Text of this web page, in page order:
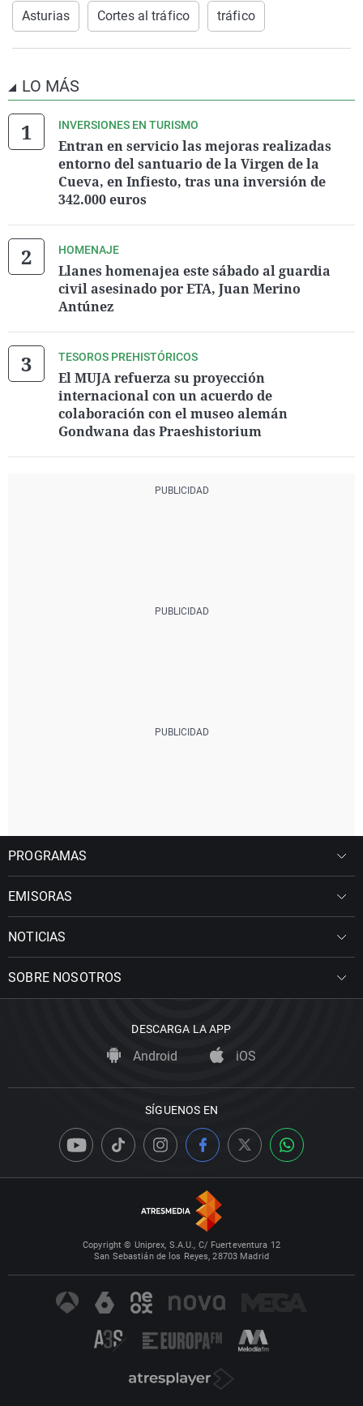
Asturias Cortes al tráfico tráfico
LO MÁS
INVERSIONES EN TURISMO
Entran en servicio las mejoras realizadas
entorno del santuario de la Virgen de la
Cueva, en Infiesto, tras una inversión de
342.000 euros
HOMENAJE
Llanes homenajea este sábado al guardia
civil asesinado por ETA, Juan Merino
Antúnez
TESOROS PREHISTÓRICOS
El MUJA refuerza su proyección
internacional con un acuerdo de
colaboración con el museo alemán
Gondwana das Praeshistorium
PROGRAMAS
EMISORAS
NOTICIAS
SOBRE NOSOTROS
DESCARGA LA APP
Android iOS
SÍGUENOS EN
Copyright © Uniprex, S.A.U., C/ Fuerteventura 12
San Sebastián de los Reyes, 28703 Madrid